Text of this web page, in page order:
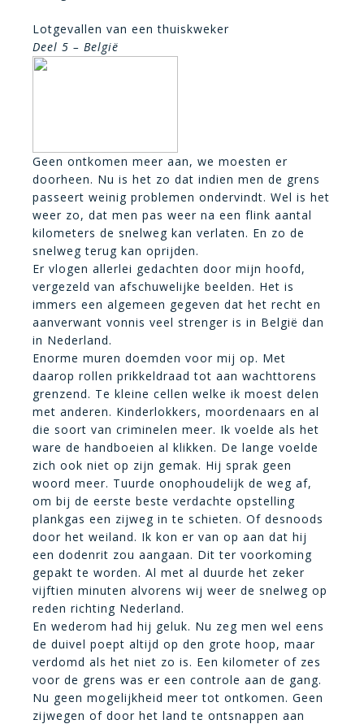
Lotgevallen van een thuiskweker
Deel 5 – België
Geen ontkomen meer aan, we moesten er
doorheen. Nu is het zo dat indien men de grens
passeert weinig problemen ondervindt. Wel is het
weer zo, dat men pas weer na een flink aantal
kilometers de snelweg kan verlaten. En zo de
snelweg terug kan oprijden.
Er vlogen allerlei gedachten door mijn hoofd,
vergezeld van afschuwelijke beelden. Het is
immers een algemeen gegeven dat het recht en
aanverwant vonnis veel strenger is in België dan
in Nederland.
Enorme muren doemden voor mij op. Met
daarop rollen prikkeldraad tot aan wachttorens
grenzend. Te kleine cellen welke ik moest delen
met anderen. Kinderlokkers, moordenaars en al
die soort van criminelen meer. Ik voelde als het
ware de handboeien al klikken. De lange voelde
zich ook niet op zijn gemak. Hij sprak geen
woord meer. Tuurde onophoudelijk de weg af,
om bij de eerste beste verdachte opstelling
plankgas een zijweg in te schieten. Of desnoods
door het weiland. Ik kon er van op aan dat hij
een dodenrit zou aangaan. Dit ter voorkoming
gepakt te worden. Al met al duurde het zeker
vijftien minuten alvorens wij weer de snelweg op
reden richting Nederland.
En wederom had hij geluk. Nu zeg men wel eens
de duivel poept altijd op den grote hoop, maar
verdomd als het niet zo is. Een kilometer of zes
voor de grens was er een controle aan de gang.
Nu geen mogelijkheid meer tot ontkomen. Geen
zijwegen of door het land te ontsnappen aan